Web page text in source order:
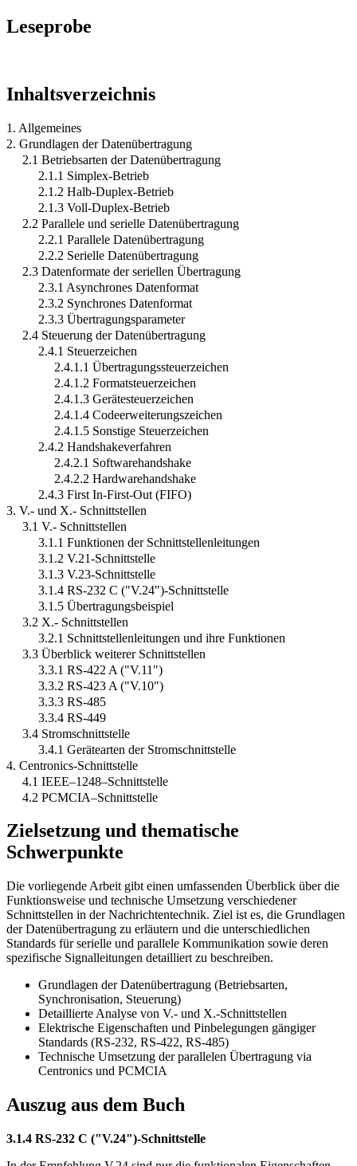
Leseprobe
Inhaltsverzeichnis
1. Allgemeines
2. Grundlagen der Datenübertragung
2.1 Betriebsarten der Datenübertragung
2.1.1 Simplex-Betrieb
2.1.2 Halb-Duplex-Betrieb
2.1.3 Voll-Duplex-Betrieb
2.2 Parallele und serielle Datenübertragung
2.2.1 Parallele Datenübertragung
2.2.2 Serielle Datenübertragung
2.3 Datenformate der seriellen Übertragung
2.3.1 Asynchrones Datenformat
2.3.2 Synchrones Datenformat
2.3.3 Übertragungsparameter
2.4 Steuerung der Datenübertragung
2.4.1 Steuerzeichen
2.4.1.1 Übertragungssteuerzeichen
2.4.1.2 Formatsteuerzeichen
2.4.1.3 Gerätesteuerzeichen
2.4.1.4 Codeerweiterungszeichen
2.4.1.5 Sonstige Steuerzeichen
2.4.2 Handshakeverfahren
2.4.2.1 Softwarehandshake
2.4.2.2 Hardwarehandshake
2.4.3 First In-First-Out (FIFO)
3. V.- und X.- Schnittstellen
3.1 V.- Schnittstellen
3.1.1 Funktionen der Schnittstellenleitungen
3.1.2 V.21-Schnittstelle
3.1.3 V.23-Schnittstelle
3.1.4 RS-232 C ("V.24")-Schnittstelle
3.1.5 Übertragungsbeispiel
3.2 X.- Schnittstellen
3.2.1 Schnittstellenleitungen und ihre Funktionen
3.3 Überblick weiterer Schnittstellen
3.3.1 RS-422 A ("V.11")
3.3.2 RS-423 A ("V.10")
3.3.3 RS-485
3.3.4 RS-449
3.4 Stromschnittstelle
3.4.1 Gerätearten der Stromschnittstelle
4. Centronics-Schnittstelle
4.1 IEEE–1248–Schnittstelle
4.2 PCMCIA–Schnittstelle
Zielsetzung und thematische
Schwerpunkte
Die vorliegende Arbeit gibt einen umfassenden Überblick über die
Funktionsweise und technische Umsetzung verschiedener
Schnittstellen in der Nachrichtentechnik. Ziel ist es, die Grundlagen
der Datenübertragung zu erläutern und die unterschiedlichen
Standards für serielle und parallele Kommunikation sowie deren
spezifische Signalleitungen detailliert zu beschreiben.
Grundlagen der Datenübertragung (Betriebsarten,
Synchronisation, Steuerung)
Detaillierte Analyse von V.- und X.-Schnittstellen
Elektrische Eigenschaften und Pinbelegungen gängiger
Standards (RS-232, RS-422, RS-485)
Technische Umsetzung der parallelen Übertragung via
Centronics und PCMCIA
Auszug aus dem Buch
3.1.4 RS-232 C ("V.24")-Schnittstelle